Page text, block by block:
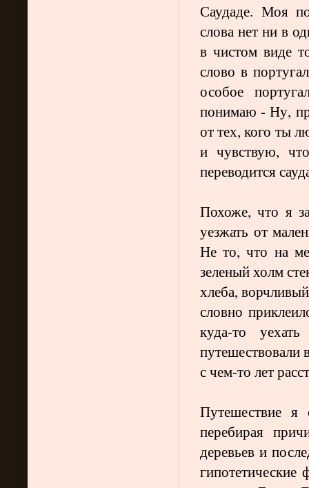
Саудаде. Моя
слова нет ни в
в чистом виде
слово в
особое
понимаю - Ну,
от тех, кого ты
и чувствую,
переводится
Похоже, что я
уезжать от
Не то, что на
зеленый холм
хлеба,
словно
куда-то
путешествовали
с чем-то лет
Путешествие я
перебирая
деревьев и
гипотетические